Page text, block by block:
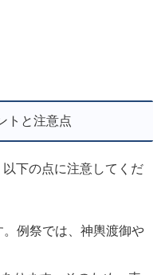
トと注意点
下の点に注意してくだ
例祭では、神輿渡御や